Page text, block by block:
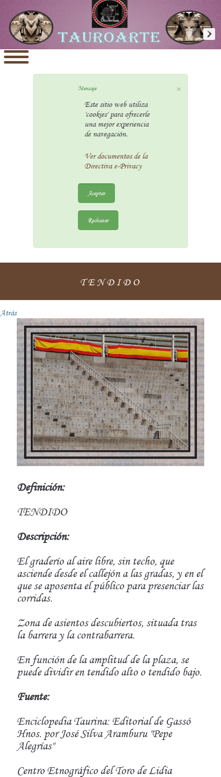
×
Mensaje
Este sitio web utiliza
'cookies' para ofrecerle
una mejor experiencia
de navegación.
Ver documentos de la
Directiva e-Privacy
Aceptar
Rechazar
TENDIDO
Atrás
Definición:
TENDIDO
Descripción:
El graderío al aire libre, sin techo, que
asciende desde el callejón a las gradas, y en el
que se aposenta el público para presenciar las
corridas.
Zona de asientos descubiertos, situada tras
la barrera y la contrabarrera.
En función de la amplitud de la plaza, se
puede dividir en tendido alto o tendido bajo.
Fuente:
Enciclopedia Taurina: Editorial de Gassó
Hnos. por José Silva Aramburu "Pepe
Alegrías"
Centro Etnográfico del Toro de Lidia